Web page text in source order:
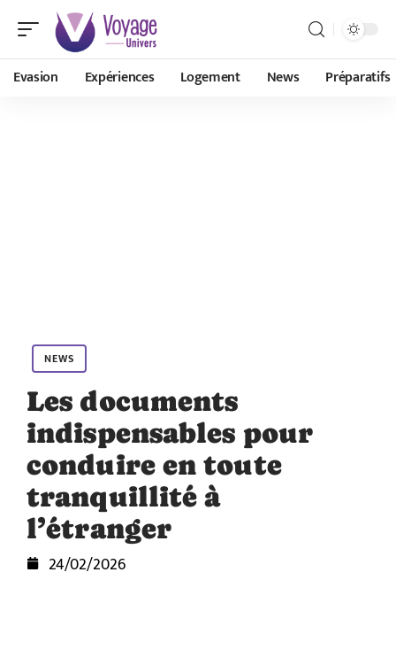
Evasion Expériences Logement News Préparatifs
NEWS
Les documents
indispensables pour
conduire en toute
tranquillité à
l’étranger
24/02/2026